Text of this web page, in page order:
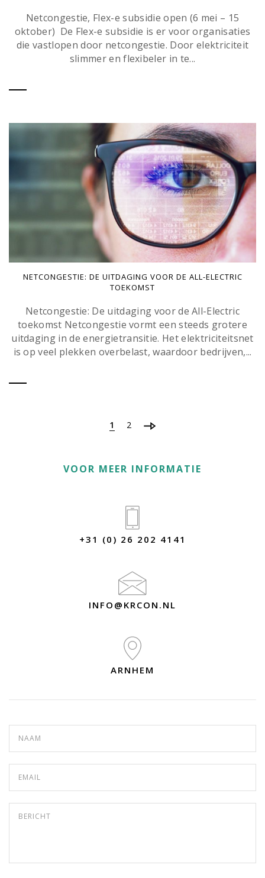
Netcongestie, Flex-e subsidie open (6 mei – 15
oktober) De Flex-e subsidie is er voor organisaties
die vastlopen door netcongestie. Door elektriciteit
slimmer en flexibeler in te...
NETCONGESTIE: DE UITDAGING VOOR DE ALL-ELECTRIC
TOEKOMST
Netcongestie: De uitdaging voor de All-Electric
toekomst Netcongestie vormt een steeds grotere
uitdaging in de energietransitie. Het elektriciteitsnet
is op veel plekken overbelast, waardoor bedrijven,...
1 2
VOOR MEER INFORMATIE
+31 (0) 26 202 4141
INFO@KRCON.NL
ARNHEM